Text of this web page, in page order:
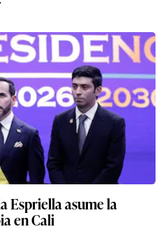
Espriella asume la
en Cali